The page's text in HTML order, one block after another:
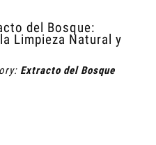
del Bosque:
Limpieza Natural y
Extracto del Bosque